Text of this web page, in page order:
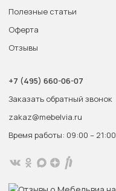
Полезные статьи
Оферта
Отзывы
+7 (495) 660-06-07
Заказать обратный звонок
zakaz@mebelvia.ru
Время работы: 09:00 – 21:00